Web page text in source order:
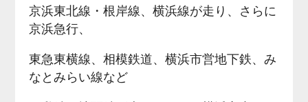
京浜東北線・根岸線、横浜線が走り、さらに
京浜急行、
東急東横線、相模鉄道、横浜市営地下鉄、み
なとみらい線など